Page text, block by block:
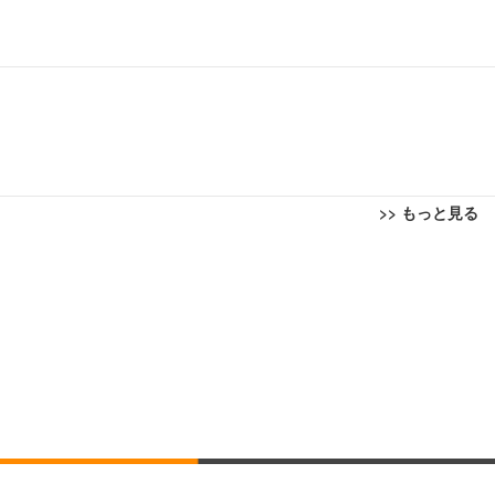
>> もっと見る
面昇降 強化ナイロン樹脂ベース 通気性メッシュ 在宅ワーク H-WY01